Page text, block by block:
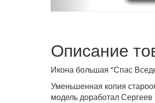
Описание
Икона большая "Спас
Уменьшенная копия
модель доработал